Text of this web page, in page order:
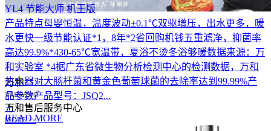
万和
vanward
万和售后服务中心
MORE >>
YL4 节能大师 机王版
产品特点母婴恒温，温度波动±0.1℃双驱增压，出水更多，暖
水更快一级节能认证*1，8年*2省回购机钱五重滤净，抑菌率
高达99.9%*430-65℃宽温带，夏浴不烫冬浴够暖数据来源：万
和实验室 *4据广东省微生物分析检测中心的检测数据，万和
热水器对大肠杆菌和黄金色葡萄球菌的去除率达到99.99%产
品参数产品型号：JSQ2...
READ MORE